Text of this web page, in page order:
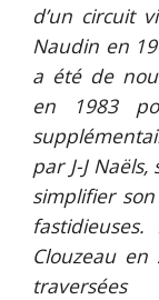
d’un circuit
Naudin en
a été de
en 1983
par J-J
simplifier
Clouzeau en